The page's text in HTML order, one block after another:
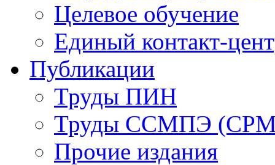
Целевое обучение
Единый контакт-
Публикации
Труды ПИН
Труды ССМПЭ
Прочие издания